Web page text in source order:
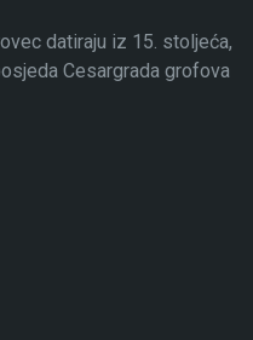
datiraju iz 15. stoljeća,
Cesargrada grofova